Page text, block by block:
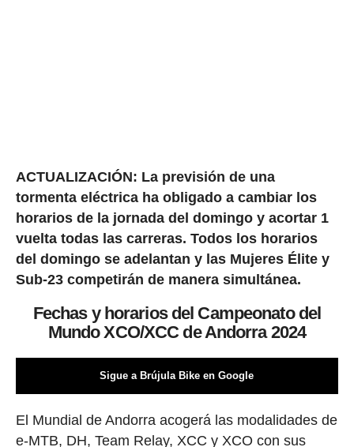
ACTUALIZACIÓN: La previsión de una
tormenta eléctrica ha obligado a cambiar los
horarios de la jornada del domingo y acortar 1
vuelta todas las carreras. Todos los horarios
del domingo se adelantan y las Mujeres Élite y
Sub-23 competirán de manera simultánea.
Fechas y horarios del Campeonato del
Mundo XCO/XCC de Andorra 2024
Sigue a Brújula Bike en Google
El Mundial de Andorra acogerá las modalidades de
e-MTB, DH, Team Relay, XCC y XCO con sus